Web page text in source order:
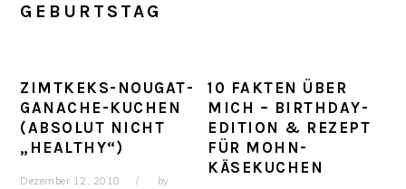
GEBURTSTAG
ZIMTKEKS-NOUGAT-
GANACHE-KUCHEN
(ABSOLUT NICHT
„HEALTHY“)
Dezember 12, 2018
by
10 FAKTEN ÜBER
MICH – BIRTHDAY-
EDITION & REZEPT
FÜR MOHN-
KÄSEKUCHEN